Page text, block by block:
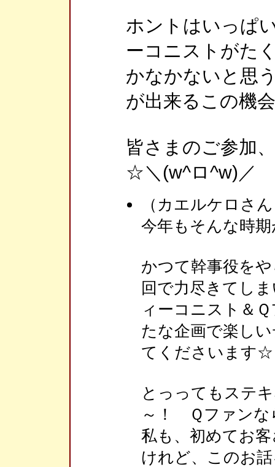
ホントはいっぱ
ーコニストがた
かなかないと思
が出来るこの機
皆さまのご参加
☆＼(w^ロ^w)／
（カエルケロさ
今年もそんな時
かつて幹事役を
回で力尽きてし
ィーコニスト＆
たな企画で楽し
てくださいます☆
とっってもステ
～！ Ｑファン
私も、初めてお
けれど、このお